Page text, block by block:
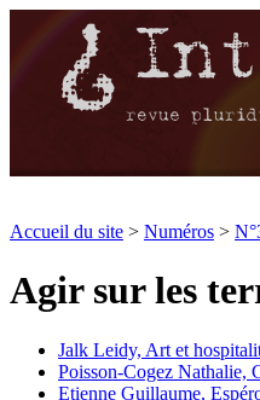
Accueil du site > Numéros >
Agir sur les
Jalk Leidy, Art et
Poisson-Cogez Nathalie,
Etienne Guillaume,